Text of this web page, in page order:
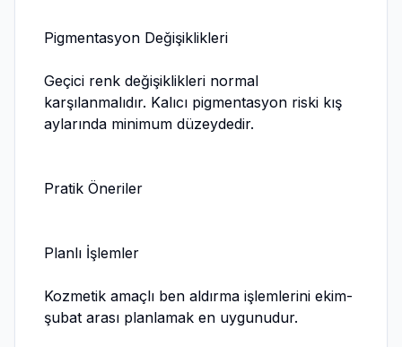
Pigmentasyon Değişiklikleri
Geçici renk değişiklikleri normal
karşılanmalıdır. Kalıcı pigmentasyon riski kış
aylarında minimum düzeydedir.
Pratik Öneriler
Planlı İşlemler
Kozmetik amaçlı ben aldırma işlemlerini ekim-
şubat arası planlamak en uygunudur.